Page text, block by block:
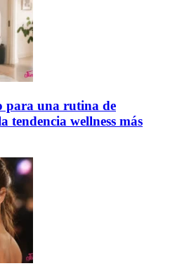
para una rutina de
tendencia wellness más